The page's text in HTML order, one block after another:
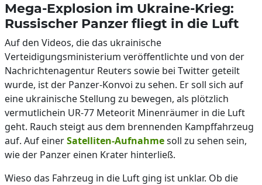
Mega-Explosion im Ukraine-Krieg:
Russischer Panzer fliegt in die Luft
Auf den Videos, die das ukrainische
Verteidigungsministerium veröffentlichte und von der
Nachrichtenagentur Reuters sowie bei Twitter geteilt
wurde, ist der Panzer-Konvoi zu sehen. Er soll sich auf
eine ukrainische Stellung zu bewegen, als plötzlich
vermutlichein UR-77 Meteorit Minenräumer in die Luft
geht. Rauch steigt aus dem brennenden Kampffahrzeug
auf. Auf einerSatelliten-Aufnahmesoll zu sehen sein,
wie der Panzer einen Krater hinterließ.
Wieso das Fahrzeug in die Luft ging ist unklar. Ob die